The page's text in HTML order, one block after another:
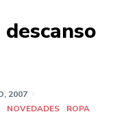
2007
NOVEDADES ROPA